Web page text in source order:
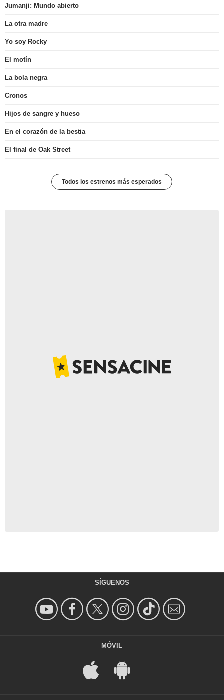
Jumanji: Mundo abierto
La otra madre
Yo soy Rocky
El motín
La bola negra
Cronos
Hijos de sangre y hueso
En el corazón de la bestia
El final de Oak Street
Todos los estrenos más esperados
SÍGUENOS
MÓVIL